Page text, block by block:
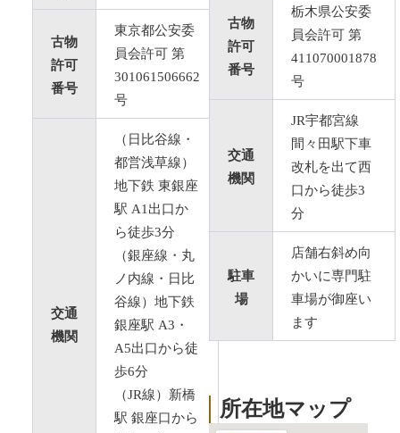
古物
許可
番号
東京都公安委
員会許可 第
301061506662
号
交通
機関
（日比谷線・
都営浅草線）
地下鉄 東銀座
駅 A1出口か
ら徒歩3分
（銀座線・丸
ノ内線・日比
谷線）地下鉄
銀座駅 A3・
A5出口から徒
歩6分
（JR線）新橋
駅 銀座口から
古物
許可
番号
栃木県公安委
員会許可 第
411070001878
号
交通
機関
JR宇都宮線
間々田駅下車
改札を出て西
口から徒歩3
分
駐車
場
店舗右斜め向
かいに専門駐
車場が御座い
ます
所在地マップ